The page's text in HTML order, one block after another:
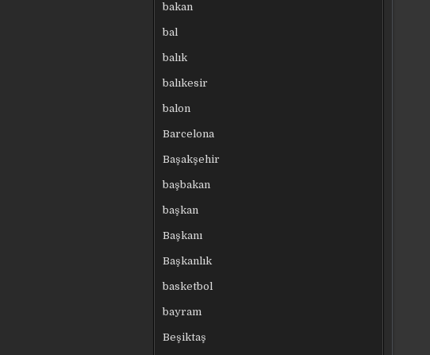
bakan
bal
balık
balıkesir
balon
Barcelona
Başakşehir
başbakan
başkan
Başkanı
Başkanlık
basketbol
bayram
Beşiktaş